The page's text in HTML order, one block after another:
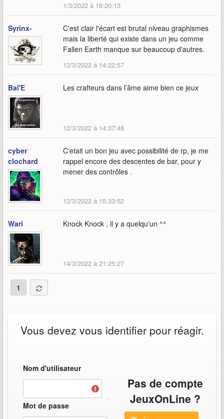
1/3/2022 à 16:20:13
Syrinx-
C'est clair l'écart est brutal niveau graphismes
mais la liberté qui existe dans un jeu comme
Fallen Earth manque sur beaucoup d'autres.
12/3/2022 à 14:22:57
Bal'E Les crafteurs dans l’âme aime bien ce jeux
12/3/2022 à 14:37:48
cyber
clochard
C'etait un bon jeu avec possibilité de rp, je me
rappel encore des descentes de bar, pour y
mener des contrôles .
12/3/2022 à 15:33:52
Wari Knock Knock , il y a quelqu'un ^^
14/3/2022 à 21:25:27
1
Vous devez vous identifier pour réagir.
Nom d'utilisateur
Mot de passe
Pas de compte
JeuxOnLine ?